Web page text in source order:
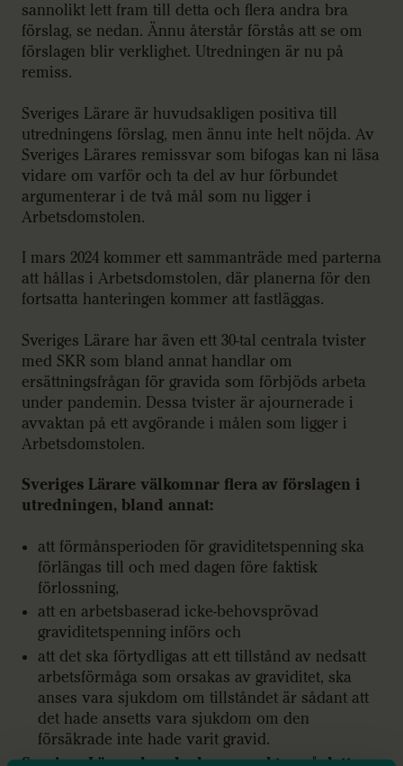
sannolikt lett fram till detta och flera andra bra
förslag, se nedan. Ännu återstår förstås att se om
förslagen blir verklighet. Utredningen är nu på
remiss.
Sveriges Lärare är huvudsakligen positiva till
utredningens förslag, men ännu inte helt nöjda. Av
Sveriges Lärares remissvar som bifogas kan ni läsa
vidare om varför och ta del av hur förbundet
argumenterar i de två mål som nu ligger i
Arbetsdomstolen.
I mars 2024 kommer ett sammanträde med parterna
att hållas i Arbetsdomstolen, där planerna för den
fortsatta hanteringen kommer att fastläggas.
Sveriges Lärare har även ett 30-tal centrala tvister
med SKR som bland annat handlar om
ersättningsfrågan för gravida som förbjöds arbeta
under pandemin. Dessa tvister är ajournerade i
avvaktan på ett avgörande i målen som ligger i
Arbetsdomstolen.
Sveriges Lärare välkomnar flera av förslagen i
utredningen, bland annat:
att förmånsperioden för graviditetspenning ska
förlängas till och med dagen före faktisk
förlossning,
att en arbetsbaserad icke-behovsprövad
graviditetspenning införs och
att det ska förtydligas att ett tillstånd av nedsatt
arbetsförmåga som orsakas av graviditet, ska
anses vara sjukdom om tillståndet är sådant att
det hade ansetts vara sjukdom om den
försäkrade inte hade varit gravid.